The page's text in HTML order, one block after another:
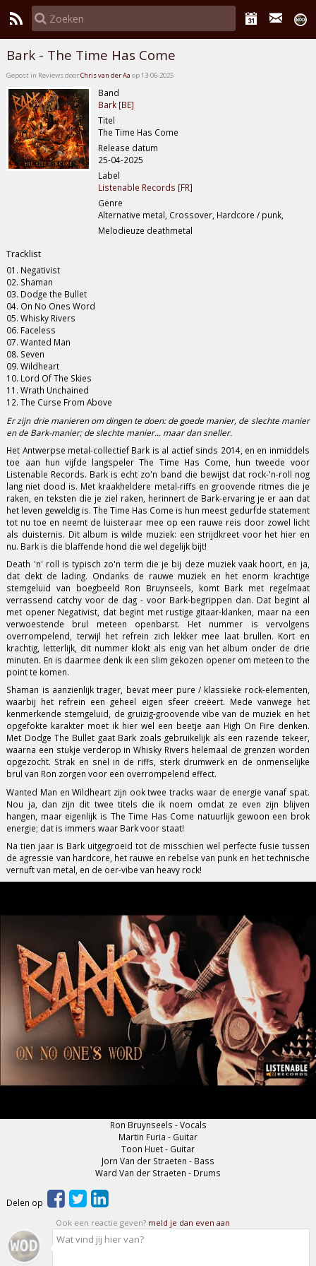
Bark - The Time Has Come
Gepost in Reviews doorChris van der Aa op 13-06-2025
Band
Bark [BE]
Titel
The Time Has Come
Release datum
25-04-2025
Label
Listenable Records [FR]
Genre
Alternative metal, Crossover, Hardcore / punk,
Melodieuze deathmetal
Tracklist
01. Negativist
02. Shaman
03. Dodge the Bullet
04. On No Ones Word
05. Whisky Rivers
06. Faceless
07. Wanted Man
08. Seven
09. Wildheart
10. Lord Of The Skies
11. Wrath Unchained
12. The Curse From Above
Er zijn drie manieren om dingen te doen: de goede manier, de slechte manier
en de Bark-manier; de slechte manier... maar dan sneller.
Het Antwerpse metal-collectief Bark is al actief sinds 2014, en en inmiddels
toe aan hun vijfde langspeler The Time Has Come, hun tweede voor
Listenable Records. Bark is echt zo'n band die bewijst dat rock-'n-roll nog
lang niet dood is. Met kraakheldere metal-riffs en groovende ritmes die je
raken, en teksten die je ziel raken, herinnert de Bark-ervaring je er aan dat
het leven geweldig is. The Time Has Come is hun meest gedurfde statement
tot nu toe en neemt de luisteraar mee op een rauwe reis door zowel licht
als duisternis. Dit album is wilde muziek: een strijdkreet voor het hier en
nu. Bark is die blaffende hond die wel degelijk bijt!
Death 'n' roll is typisch zo'n term die je bij deze muziek vaak hoort, en ja,
dat dekt de lading. Ondanks de rauwe muziek en het enorm krachtige
stemgeluid van boegbeeld Ron Bruynseels, komt Bark met regelmaat
verrassend catchy voor de dag - voor Bark-begrippen dan. Dat begint al
met opener Negativist, dat begint met rustige gitaar-klanken, maar na een
verwoestende brul meteen openbarst. Het nummer is vervolgens
overrompelend, terwijl het refrein zich lekker mee laat brullen. Kort en
krachtig, letterlijk, dit nummer klokt als enig van het album onder de drie
minuten. En is daarmee denk ik een slim gekozen opener om meteen to the
point te komen.
Shaman is aanzienlijk trager, bevat meer pure / klassieke rock-elementen,
waarbij het refrein een geheel eigen sfeer creëert. Mede vanwege het
kenmerkende stemgeluid, de gruizig-groovende vibe van de muziek en het
opgefokte karakter moet ik hier wel een beetje aan High On Fire denken.
Met Dodge The Bullet gaat Bark zoals gebruikelijk als een razende tekeer,
waarna een stukje verderop in Whisky Rivers helemaal de grenzen worden
opgezocht. Strak en snel in de riffs, sterk drumwerk en de onmenselijke
brul van Ron zorgen voor een overrompelend effect.
Wanted Man en Wildheart zijn ook twee tracks waar de energie vanaf spat.
Nou ja, dan zijn dit twee titels die ik noem omdat ze even zijn blijven
hangen, maar eigenlijk is The Time Has Come natuurlijk gewoon een brok
energie; dat is immers waar Bark voor staat!
Na tien jaar is Bark uitgegroeid tot de misschien wel perfecte fusie tussen
de agressie van hardcore, het rauwe en rebelse van punk en het technische
vernuft van metal, en de oer-vibe van heavy rock!
Ron Bruynseels - Vocals
Martin Furia - Guitar
Toon Huet - Guitar
Jorn Van der Straeten - Bass
Ward Van der Straeten - Drums
Delen op
Ook een reactie geven? meld je dan even aan